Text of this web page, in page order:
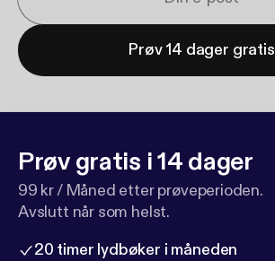
Prøv 14 dager gratis
Prøv gratis i 14 dager
99 kr / Måned etter prøveperioden.
Avslutt når som helst.
20 timer lydbøker i måneden